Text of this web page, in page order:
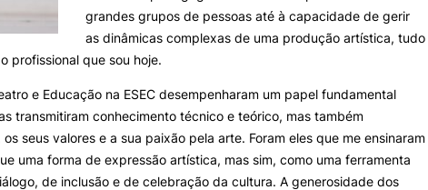
grandes grupos de pessoas até à capacidade de gerir
as dinâmicas complexas de uma produção artística, tudo
profissional que sou hoje.
e Educação na ESEC desempenharam um papel fundamental
transmitiram conhecimento técnico e teórico, mas também
seus valores e a sua paixão pela arte. Foram eles que me ensinaram
uma forma de expressão artística, mas sim, como uma ferramenta
de inclusão e de celebração da cultura. A generosidade dos